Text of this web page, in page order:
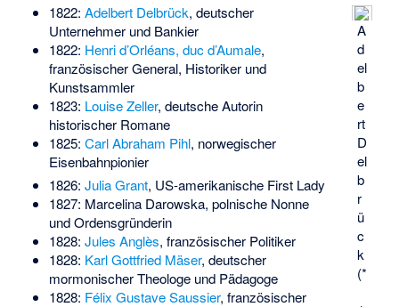
A
d
el
b
e
rt
D
el
b
r
ü
c
k
(*
1822: Adelbert Delbrück, deutscher
Unternehmer und Bankier
1822: Henri d’Orléans, duc d’Aumale,
französischer General, Historiker und
Kunstsammler
1823: Louise Zeller, deutsche Autorin
historischer Romane
1825: Carl Abraham Pihl, norwegischer
Eisenbahnpionier
1826: Julia Grant, US-amerikanische First Lady
1827: Marcelina Darowska, polnische Nonne
und Ordensgründerin
1828: Jules Anglès, französischer Politiker
1828: Karl Gottfried Mäser, deutscher
mormonischer Theologe und Pädagoge
1828: Félix Gustave Saussier, französischer